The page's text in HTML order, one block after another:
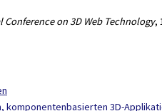
on 3D Web Technology,
komponentenbasierten 3D-